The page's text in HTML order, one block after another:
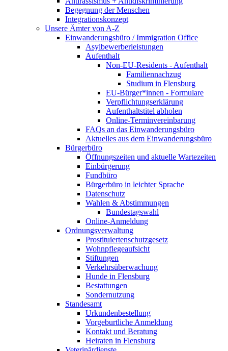
Begegnung der Menschen
Integrationskonzept
Unsere Ämter von A-Z
Einwanderungsbüro / Immigration Office
Asylbewerberleistungen
Aufenthalt
Non-EU-Residents - Aufenthalt
Familiennachzug
Studium in Flensburg
EU-Bürger*innen - Formulare
Verpflichtungserklärung
Aufenthaltstitel abholen
Online-Terminvereinbarung
FAQs an das Einwanderungsbüro
Aktuelles aus dem Einwanderungsbüro
Bürgerbüro
Öffnungszeiten und aktuelle Wartezeiten
Einbürgerung
Fundbüro
Bürgerbüro in leichter Sprache
Datenschutz
Wahlen & Abstimmungen
Bundestagswahl
Online-Anmeldung
Ordnungsverwaltung
Prostituiertenschutzgesetz
Wohnpflegeaufsicht
Stiftungen
Verkehrsüberwachung
Hunde in Flensburg
Bestattungen
Sondernutzung
Standesamt
Urkundenbestellung
Vorgeburtliche Anmeldung
Kontakt und Beratung
Heiraten in Flensburg